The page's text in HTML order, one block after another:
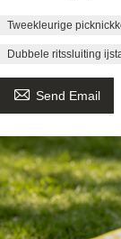
Tweekleurige
Dubbele ritssluiting
 Send Email